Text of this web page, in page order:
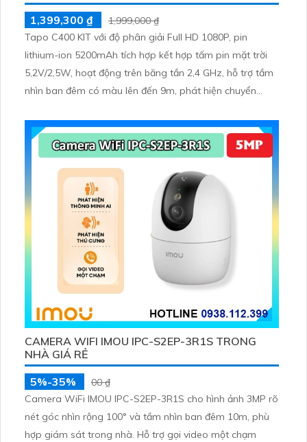
1,399,300 ₫
1,999,000 ₫
Tapo C400 KIT với độ phân giải Full HD 1080P, pin
lithium-ion 5200mAh tích hợp kết hợp tấm pin mặt trời
5,2V/2,5W, hoạt động trên băng tần 2,4 GHz, hỗ trợ tầm
nhìn ban đêm có màu lên đến 9m, phát hiện chuyển
thẻ microSD lên đến 512GB
CAMERA WIFI IMOU IPC-S2EP-3R1S TRONG
NHÀ GIÁ RẺ
5%-35%
00 ₫
Camera WiFi IMOU IPC-S2EP-3R1S cho hình ảnh 3MP rõ
nét góc nhìn rộng 100° và tầm nhìn ban đêm 10m, phù
hợp giám sát trong nhà. Hỗ trợ gọi video một chạm